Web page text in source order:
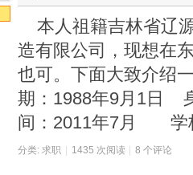
本人祖籍吉林省辽
造有限公司，现想在
也可。下面大致介绍
期：1988年9月1日
间：2011年7月 学
分类: 求职 1435 次阅读 8 个评论